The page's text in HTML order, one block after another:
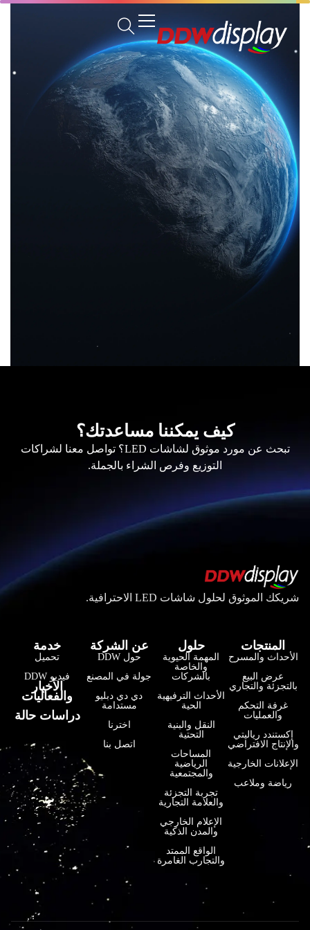
كيف يمكننا مساعدتك؟
تبحث عن مورد موثوق لشاشات LED؟ تواصل معنا لشراكات
التوزيع وفرص الشراء بالجملة.
شريكك الموثوق لحلول شاشات LED الاحترافية.
المنتجات
الأحداث والمسرح
عرض البيع
بالتجزئة والتجاري
غرفة التحكم
والعمليات
إكستندد رياليتي
والإنتاج الافتراضي
الإعلانات الخارجية
رياضة وملاعب
حلول
المهمة الحيوية
والخاصة
بالشركات
الأحداث الترفيهية
الحية
النقل والبنية
التحتية
المساحات
الرياضية
والمجتمعية
تجربة التجزئة
والعلامة التجارية
الإعلام الخارجي
والمدن الذكية
الواقع الممتد
والتجارب الغامرة
عن الشركة
حول DDW
جولة في المصنع
دي دي دبليو
مستدامة
اخترنا
اتصل بنا
خدمة
تحميل
فيديو DDW
الأخبار
والفعاليات
دراسات حالة
Русский
Français
Português
Tiếng Việt
한국어
Bahasa Indonesia
हिन्दी
فارسی